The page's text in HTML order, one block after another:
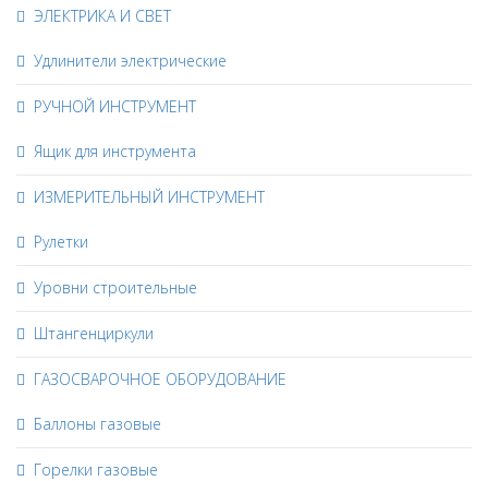
ЭЛЕКТРИКА И СВЕТ
Удлинители электрические
РУЧНОЙ ИНСТРУМЕНТ
Ящик для инструмента
ИЗМЕРИТЕЛЬНЫЙ ИНСТРУМЕНТ
Рулетки
Уровни строительные
Штангенциркули
ГАЗОСВАРОЧНОЕ ОБОРУДОВАНИЕ
Баллоны газовые
Горелки газовые